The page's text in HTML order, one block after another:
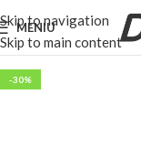
Skip to navigation
Skip to main content
MENIU
-30%